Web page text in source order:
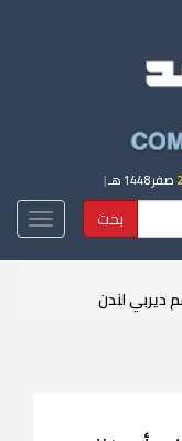
صفر 1448 هـ |
بحث
ديربي لندن